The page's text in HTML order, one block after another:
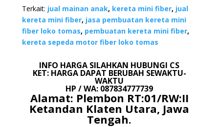
Terkait: jual mainan anak, kereta mini fiber, jual
kereta mini fiber, jasa pembuatan kereta mini
fiber loko tomas, pembuatan kereta mini fiber,
kereta sepeda motor fiber loko tomas
INFO HARGA SILAHKAN HUBUNGI CS
KET: HARGA DAPAT BERUBAH SEWAKTU-
WAKTU
HP / WA: 087834777739
Alamat: Plembon RT:01/RW:II
Ketandan Klaten Utara, Jawa
Tengah.